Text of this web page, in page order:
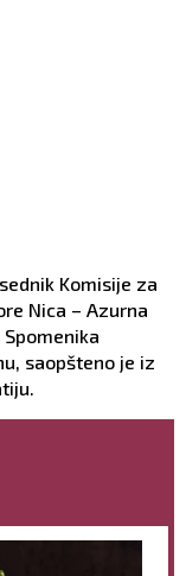
Komisije za
Nica – Azurna
saopšteno je iz